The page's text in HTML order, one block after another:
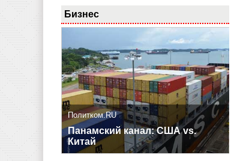
Бизнес
Политком.RU
Панамский канал: США vs.
Китай